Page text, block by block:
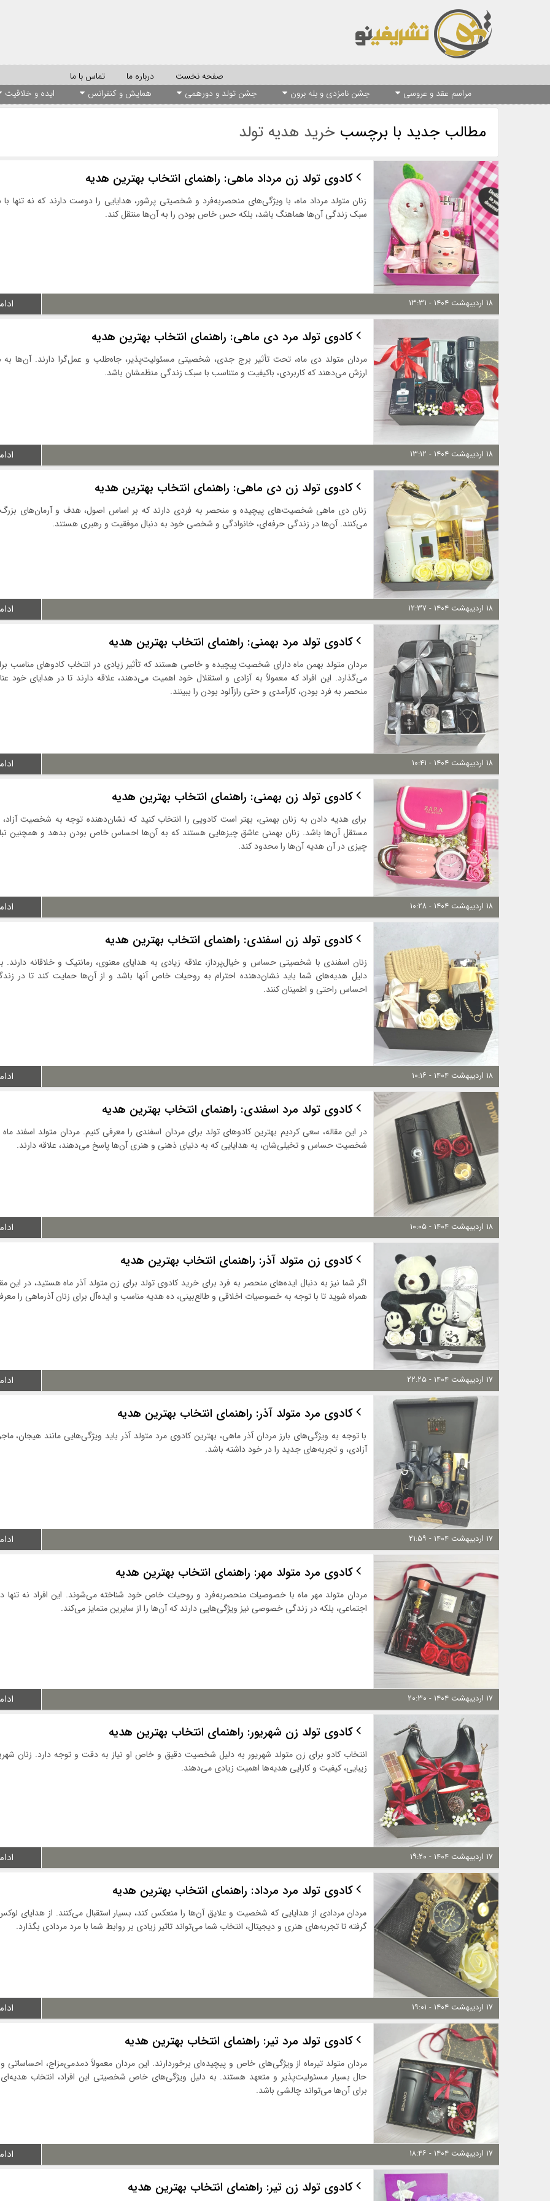
صفحه نخست درباره ما
تماس با ما
مراسم عقد و عروسی
جشن نامزدی و بله برون جشن تولد و دورهمی همایش و کنفرانس ایده و خلاقیت
مطالب جدید با برچسبخرید هدیه تولد
کادوی تولد زن مرداد ماهی: راهنمای انتخاب بهترین هدیه
زنان متولد مرداد ماه، با ویژگی‌های منحصربه‌فرد و شخصیتی پرشور، هدایایی را دوست دارند که نه تنها با
سبک زندگی آن‌ها هماهنگ باشد، بلکه حس خاص بودن را به آن‌ها منتقل کند.
۱۸ اردیبهشت ۱۴۰۴ - ۱۳:۳۱
کادوی تولد مرد دی ماهی: راهنمای انتخاب بهترین هدیه
مردان متولد دی ماه، تحت تأثیر برج جدی، شخصیتی مسئولیت‌پذیر، جاه‌طلب و عمل‌گرا دارند. آن‌ها به
ارزش می‌دهند که کاربردی، باکیفیت و متناسب با سبک زندگی منظمشان باشد.
۱۸ اردیبهشت ۱۴۰۴ - ۱۳:۱۲
کادوی تولد زن دی ماهی: راهنمای انتخاب بهترین هدیه
زنان دی ماهی شخصیت‌های پیچیده و منحصر به فردی دارند که بر اساس اصول، هدف و آرمان‌های
می‌کنند. آن‌ها در زندگی حرفه‌ای، خانوادگی و شخصی خود به دنبال موفقیت و رهبری هستند.
۱۸ اردیبهشت ۱۴۰۴ - ۱۲:۳۷
کادوی تولد مرد بهمنی: راهنمای انتخاب بهترین هدیه
مردان متولد بهمن ماه دارای شخصیت پیچیده و خاصی هستند که تأثیر زیادی در انتخاب کادوهای مناسب
می‌گذارد. این افراد که معمولاً به آزادی و استقلال خود اهمیت می‌دهند، علاقه دارند تا در هدایای خود
منحصر به فرد بودن، کارآمدی و حتی رازآلود بودن را ببینند.
۱۸ اردیبهشت ۱۴۰۴ - ۱۰:۴۱
کادوی تولد زن بهمنی: راهنمای انتخاب بهترین هدیه
برای هدیه دادن به زنان بهمنی، بهتر است کادویی را انتخاب کنید که نشان‌دهنده توجه به شخصیت
مستقل آن‌ها باشد. زنان بهمنی عاشق چیزهایی هستند که به آن‌ها احساس خاص بودن بدهد و همچنین
چیزی در آن هدیه آن‌ها را محدود کند.
۱۸ اردیبهشت ۱۴۰۴ - ۱۰:۲۸
کادوی تولد زن اسفندی: راهنمای انتخاب بهترین هدیه
زنان اسفندی با شخصیتی حساس و خیال‌پرداز، علاقه زیادی به هدایای معنوی، رمانتیک و خلاقانه دارند.
دلیل هدیه‌های شما باید نشان‌دهنده احترام به روحیات خاص آنها باشد و از آن‌ها حمایت کند تا در
احساس راحتی و اطمینان کنند.
۱۸ اردیبهشت ۱۴۰۴ - ۱۰:۱۶
کادوی تولد مرد اسفندی: راهنمای انتخاب بهترین هدیه
در این مقاله، سعی کردیم بهترین کادوهای تولد برای مردان اسفندی را معرفی کنیم. مردان متولد اسفند ماه
شخصیت حساس و تخیلی‌شان، به هدایایی که به دنیای ذهنی و هنری آن‌ها پاسخ می‌دهند، علاقه دارند.
۱۸ اردیبهشت ۱۴۰۴ - ۱۰:۰۵
کادوی زن متولد آذر: راهنمای انتخاب بهترین هدیه
اگر شما نیز به دنبال ایده‌های منحصر به فرد برای خرید کادوی تولد برای زن متولد آذر ماه هستید، در این
همراه شوید تا با توجه به خصوصیات اخلاقی و طالع‌بینی، ده هدیه مناسب و ایده‌آل برای زنان آذرماهی را
۱۷ اردیبهشت ۱۴۰۴ - ۲۲:۲۵
کادوی مرد متولد آذر: راهنمای انتخاب بهترین هدیه
با توجه به ویژگی‌های بارز مردان آذر ماهی، بهترین کادوی مرد متولد آذر باید ویژگی‌هایی مانند هیجان،
آزادی، و تجربه‌های جدید را در خود داشته باشد.
۱۷ اردیبهشت ۱۴۰۴ - ۲۱:۵۹
کادوی مرد متولد مهر: راهنمای انتخاب بهترین هدیه
مردان متولد مهر ماه با خصوصیات منحصربه‌فرد و روحیات خاص خود شناخته می‌شوند. این افراد نه تنها
اجتماعی، بلکه در زندگی خصوصی نیز ویژگی‌هایی دارند که آن‌ها را از سایرین متمایز می‌کند.
۱۷ اردیبهشت ۱۴۰۴ - ۲۰:۳۰
کادوی تولد زن شهریور: راهنمای انتخاب بهترین هدیه
انتخاب کادو برای زن متولد شهریور به دلیل شخصیت دقیق و خاص او نیاز به دقت و توجه دارد. زنان
زیبایی، کیفیت و کارایی هدیه‌ها اهمیت زیادی می‌دهند.
۱۷ اردیبهشت ۱۴۰۴ - ۱۹:۲۰
کادوی تولد مرد مرداد: راهنمای انتخاب بهترین هدیه
مردان مردادی از هدایایی که شخصیت و علایق آن‌ها را منعکس کند، بسیار استقبال می‌کنند. از هدایای
گرفته تا تجربه‌های هنری و دیجیتال، انتخاب شما می‌تواند تاثیر زیادی بر روابط شما با مرد مردادی بگذارد.
۱۷ اردیبهشت ۱۴۰۴ - ۱۹:۰۱
کادوی تولد مرد تیر: راهنمای انتخاب بهترین هدیه
مردان متولد تیرماه از ویژگی‌های خاص و پیچیده‌ای برخوردارند. این مردان معمولاً دمدمی‌مزاج، احساساتی
حال بسیار مسئولیت‌پذیر و متعهد هستند. به دلیل ویژگی‌های خاص شخصیتی این افراد، انتخاب
برای آن‌ها می‌تواند چالشی باشد.
۱۷ اردیبهشت ۱۴۰۴ - ۱۸:۴۶
کادوی تولد زن تیر: راهنمای انتخاب بهترین هدیه